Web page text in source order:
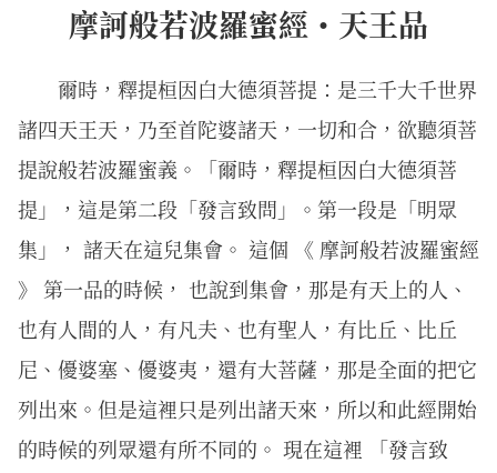
摩訶般若波羅蜜經・天王品
爾時，釋提桓因白大德須菩提：是三千大千世界
諸四天王天，乃至首陀婆諸天，一切和合，欲聽須菩
提說般若波羅蜜義。「爾時，釋提桓因白大德須菩
提」，這是第二段「發言致問」。第一段是「明眾
集」， 諸天在這兒集會。 這個 《 摩訶般若波羅蜜經
》 第一品的時候， 也說到集會，那是有天上的人、
也有人間的人，有凡夫、也有聖人，有比丘、比丘
尼、優婆塞、優婆夷，還有大菩薩，那是全面的把它
列出來。但是這裡只是列出諸天來，所以和此經開始
的時候的列眾還有所不同的。 現在這裡 「發言致